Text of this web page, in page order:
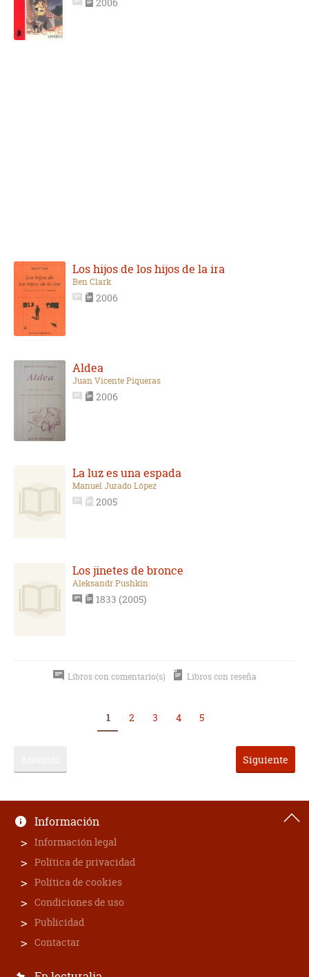
Los hijos de los hijos de la ira
Ben Clark
2006
Aldea
Juan Vicente Piqueras
2006
La luz es una espada
Manuel Jurado López
2005
Los jinetes de bronce
Aleksandr Pushkin
1833 (2005)
Libros con comentario(s) Libros con reseña
1 2 3 4 5
Siguiente
Información
Información legal
Política de privacidad
Política de cookies
Condiciones de uso
Publicidad
Contactar